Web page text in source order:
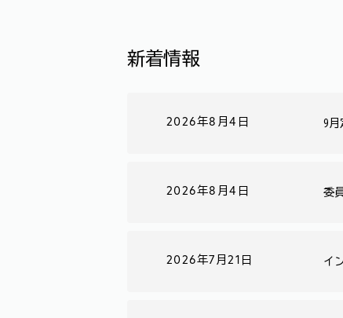
新着情報
2026年8月4日 9月
2026年8月4日 委
2026年7月21日 イ